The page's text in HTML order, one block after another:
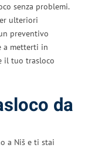
senza problemi.
ulteriori
preventivo
a metterti in
il tuo trasloco
da
a Niš e ti stai